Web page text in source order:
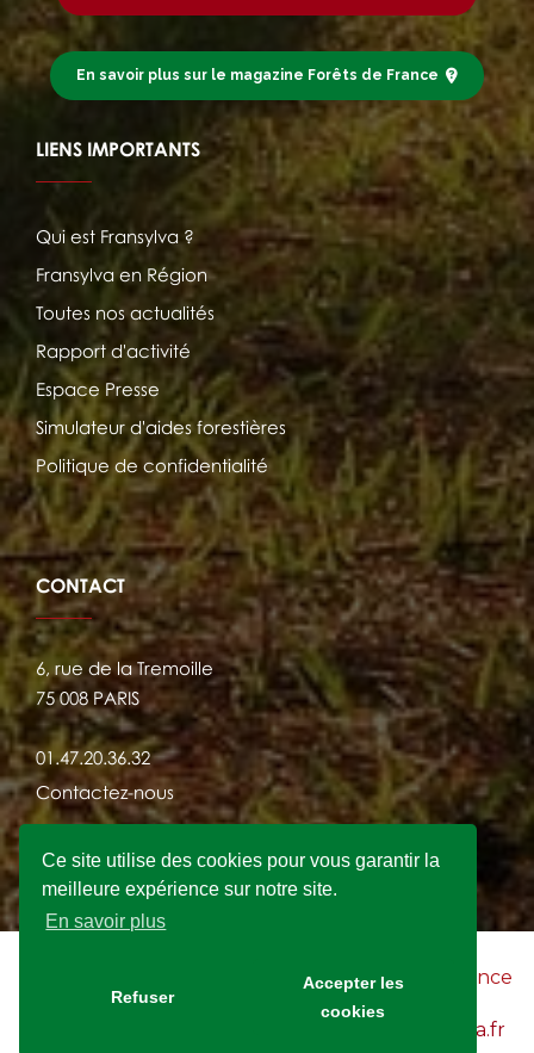
Ce site utilise des cookies pour vous garantir la
meilleure expérience sur notre site.
En savoir plus
Refuser
Accepter les
cookies
En savoir plus sur le magazine Forêts de France
LIENS IMPORTANTS
Qui est Fransylva ?
Fransylva en Région
Toutes nos actualités
Rapport d'activité
Espace Presse
Simulateur d'aides forestières
Politique de confidentialité
CONTACT
6, rue de la Tremoille
75 008 PARIS
01.47.20.36.32
Contactez-nous
2021 © FRANSYLVA - Site Internet crée par
l'agence
Mentions légales du site Internet www.fransylva.fr